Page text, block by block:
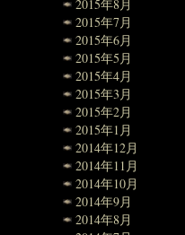
2015年8月
2015年7月
2015年6月
2015年5月
2015年4月
2015年3月
2015年2月
2015年1月
2014年12月
2014年11月
2014年10月
2014年9月
2014年8月